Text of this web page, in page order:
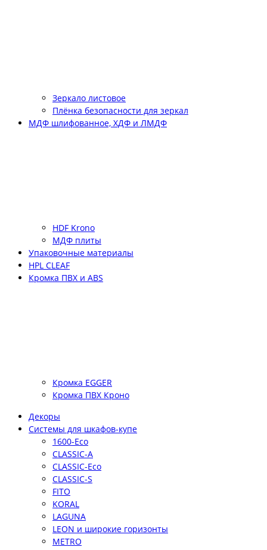
Зеркало листовое
Плёнка безопасности для зеркал
МДФ шлифованное, ХДФ и ЛМДФ
HDF Krono
МДФ плиты
Упаковочные материалы
HPL CLEAF
Кромка ПВХ и ABS
Кромка EGGER
Кромка ПВХ Кроно
Декоры
Системы для шкафов-купе
1600-Eco
CLASSIC-A
CLASSIC-Eco
CLASSIC-S
FITO
KORAL
LAGUNA
LEON и широкие горизонты
METRO